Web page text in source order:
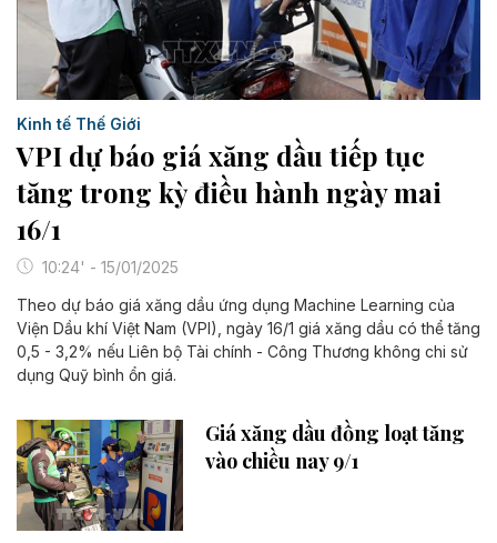
Kinh tế Thế Giới
VPI dự báo giá xăng dầu tiếp tục
tăng trong kỳ điều hành ngày mai
16/1
10:24' - 15/01/2025
Theo dự báo giá xăng dầu ứng dụng Machine Learning của
Viện Dầu khí Việt Nam (VPI), ngày 16/1 giá xăng dầu có thể tăng
0,5 - 3,2% nếu Liên bộ Tài chính - Công Thương không chi sử
dụng Quỹ bình ổn giá.
Giá xăng dầu đồng loạt tăng
vào chiều nay 9/1